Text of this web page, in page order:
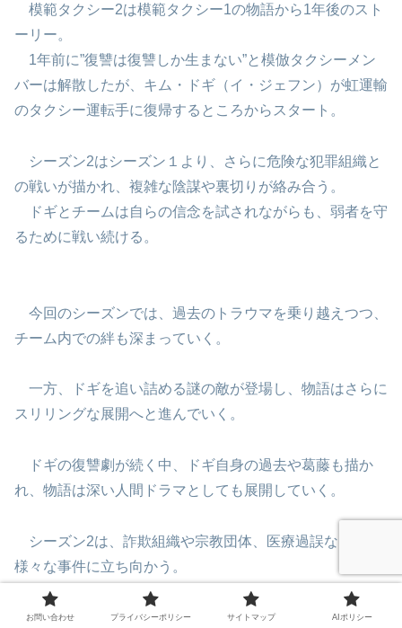
模範タクシー2は模範タクシー1の物語から1年後のスト
ーリー。
1年前に”復讐は復讐しか生まない”と模倣タクシーメン
バーは解散したが、キム・ドギ（イ・ジェフン）が虹運輸
のタクシー運転手に復帰するところからスタート。
シーズン2はシーズン１より、さらに危険な犯罪組織と
の戦いが描かれ、複雑な陰謀や裏切りが絡み合う。
ドギとチームは自らの信念を試されながらも、弱者を守
るために戦い続ける。
今回のシーズンでは、過去のトラウマを乗り越えつつ、
チーム内での絆も深まっていく。
一方、ドギを追い詰める謎の敵が登場し、物語はさらに
スリリングな展開へと進んでいく。
ドギの復讐劇が続く中、ドギ自身の過去や葛藤も描か
れ、物語は深い人間ドラマとしても展開していく。
シーズン2は、詐欺組織や宗教団体、医療過誤など、
様々な事件に立ち向かう。
お問い合わせ プライバシーポリシー サイトマップ AIポリシー